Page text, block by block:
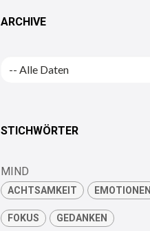
ARCHIVE
STICHWÖRTER
MIND
ACHTSAMKEIT EMOTIONEN
FOKUS GEDANKEN